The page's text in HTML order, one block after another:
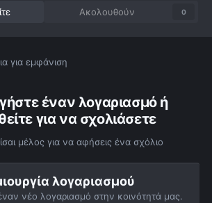
Ακολουθούν 0
για εμφάνιση
έναν λογαριασμό ή
για να σχολιάσετε
μέλος για να αφήσεις ένα σχόλιο
λογαριασμού
νέο λογαριασμό στην κοινότητά μας.